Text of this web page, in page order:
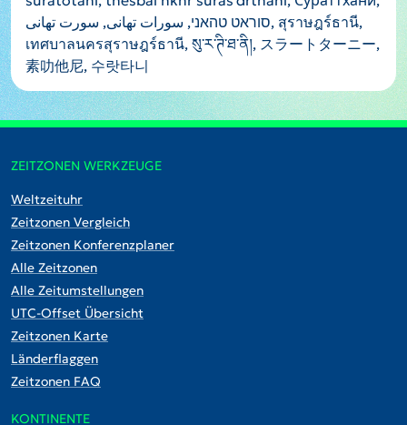
סוראט טהאני, سورات تھانی, سورت تھانی, สุราษฎร์ธานี,
เทศบาลนครสุราษฎร์ธานี, སུ་ར་ཊི་ཐ་ནི།, スラートターニー,
素叻他尼, 수랏타니
ZEITZONEN WERKZEUGE
Weltzeituhr
Zeitzonen Vergleich
Zeitzonen Konferenzplaner
Alle Zeitzonen
Alle Zeitumstellungen
UTC-Offset Übersicht
Zeitzonen Karte
Länderflaggen
Zeitzonen FAQ
KONTINENTE